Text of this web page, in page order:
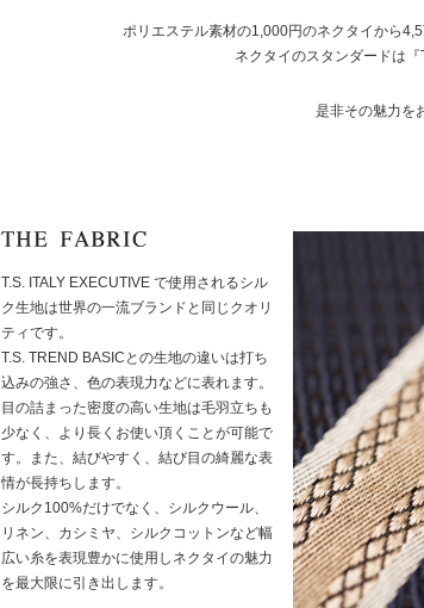
ポリエステル素材の1,000円のネクタイから
ネクタイのスタンダードは『
是非その魅力を
T.S. ITALY EXECUTIVE で使用されるシル
ク生地は世界の一流ブランドと同じクオリ
ティです。
T.S. TREND BASICとの生地の違いは打ち
込みの強さ、色の表現力などに表れます。
目の詰まった密度の高い生地は毛羽立ちも
少なく、より長くお使い頂くことが可能で
す。また、結びやすく、結び目の綺麗な表
情が長持ちします。
シルク100%だけでなく、シルクウール、
リネン、カシミヤ、シルクコットンなど幅
広い糸を表現豊かに使用しネクタイの魅力
を最大限に引き出します。